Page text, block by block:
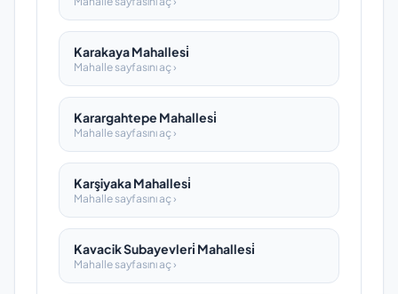
Karakaya Mahallesi̇
Mahalle sayfasını aç ›
Karargahtepe Mahallesi̇
Mahalle sayfasını aç ›
Karşiyaka Mahallesi̇
Mahalle sayfasını aç ›
Kavacik Subayevleri̇ Mahallesi̇
Mahalle sayfasını aç ›